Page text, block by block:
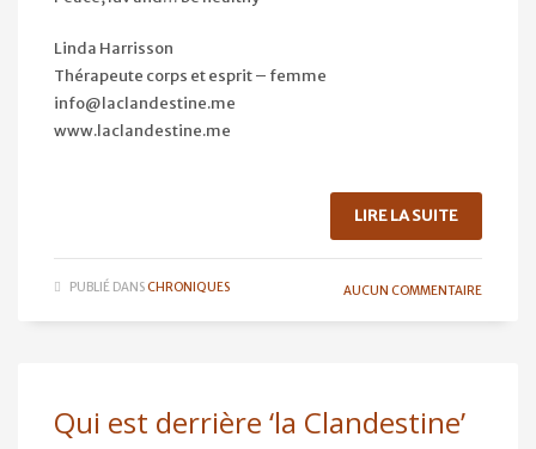
Linda Harrisson
Thérapeute corps et esprit – femme
info@laclandestine.me
www.laclandestine.me
LIRE LA SUITE
PUBLIÉ DANSCHRONIQUES AUCUN COMMENTAIRE
Qui est derrière ‘la Clandestine’